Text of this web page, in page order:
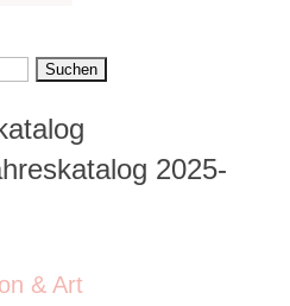
2025-
& Art